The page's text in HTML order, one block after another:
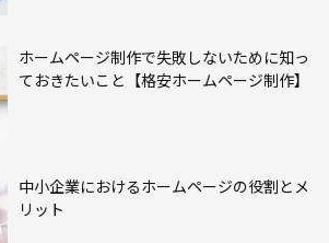
ホームページ制作で失敗しないために知っ
ておきたいこと【格安ホームページ制作】
中小企業におけるホームページの役割とメ
リット